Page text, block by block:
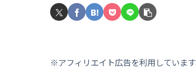
※アフィリエイト広告を利用しています